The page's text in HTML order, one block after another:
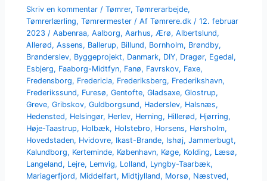
Skriv en kommentar /Tømrer,Tømrerarbejde,
Tømrerlærling,Tømrermester / AfTømrere.dk /12. februar
2023 /Aabenraa,Aalborg,Aarhus, Ærø,Albertslund,
Allerød,Assens, Ballerup, Billund, Bornholm, Brøndby,
Brønderslev, Byggeprojekt, Danmark, DIY, Dragør, Egedal,
Esbjerg, Faaborg-Midtfyn, Fanø, Favrskov, Faxe,
Fredensborg, Fredericia, Frederiksberg, Frederikshavn,
Frederikssund, Furesø,Gentofte,Gladsaxe,Glostrup,
Greve,Gribskov,Guldborgsund, Haderslev, Halsnæs,
Hedensted, Helsingør, Herlev, Herning, Hillerød, Hjørring,
Høje-Taastrup, Holbæk, Holstebro, Horsens, Hørsholm,
Hovedstaden, Hvidovre, Ikast-Brande, Ishøj,Jammerbugt,
Kalundborg, Kerteminde, København, Køge, Kolding, Læsø,
Langeland, Lejre, Lemvig, Lolland, Lyngby-Taarbæk,
Mariagerfjord, Middelfart, Midtjylland, Morsø, Næstved,